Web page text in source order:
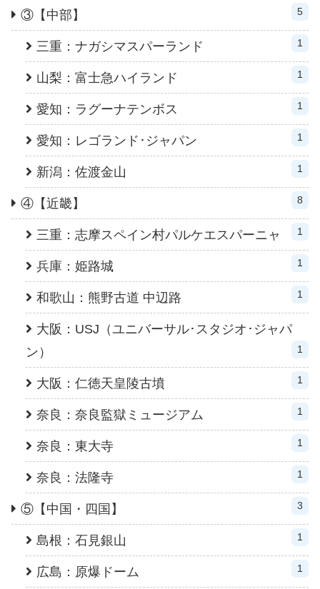
③【中部】 5
三重：ナガシマスパーランド 1
山梨：富士急ハイランド 1
愛知：ラグーナテンボス 1
愛知：レゴランド･ジャパン 1
新潟：佐渡金山 1
④【近畿】 8
三重：志摩スペイン村パルケエスパーニャ 1
兵庫：姫路城 1
和歌山：熊野古道 中辺路 1
大阪：USJ（ユニバーサル･スタジオ･ジャパ
ン）
1
大阪：仁徳天皇陵古墳 1
奈良：奈良監獄ミュージアム 1
奈良：東大寺 1
奈良：法隆寺 1
⑤【中国・四国】 3
島根：石見銀山 1
広島：原爆ドーム 1